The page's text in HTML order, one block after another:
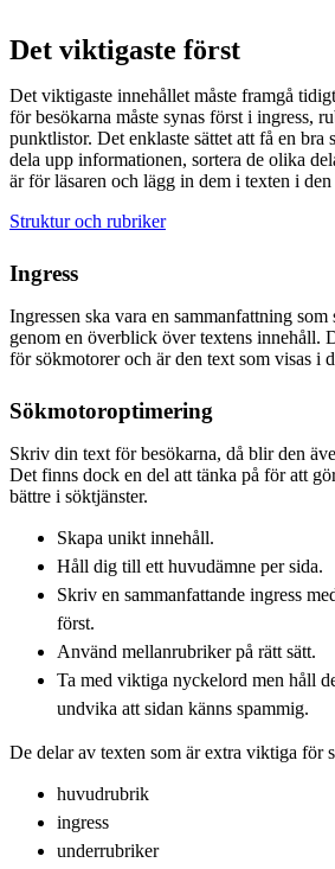
Det viktigaste först
Det viktigaste innehållet måste framgå
för besökarna måste synas först i ingress,
punktlistor. Det enklaste sättet att få en bra
dela upp informationen, sortera de olika
är för läsaren och lägg in dem i texten i
Struktur och rubriker
Ingress
Ingressen ska vara en sammanfattning som
genom en överblick över textens innehåll.
för sökmotorer och är den text som visas i
Sökmotoroptimering
Skriv din text för besökarna, då blir den
Det finns dock en del att tänka på för att
bättre i söktjänster.
Skapa unikt innehåll.
Håll dig till ett huvudämne per sida.
Skriv en sammanfattande ingress
först.
Använd mellanrubriker på rätt sätt.
Ta med viktiga nyckelord men håll
undvika att sidan känns spammig.
De delar av texten som är extra viktiga för
huvudrubrik
ingress
underrubriker